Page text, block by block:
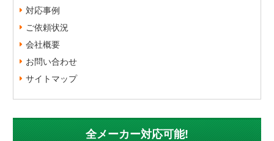
対応事例
ご依頼状況
会社概要
お問い合わせ
サイトマップ
全メーカー対応可能!